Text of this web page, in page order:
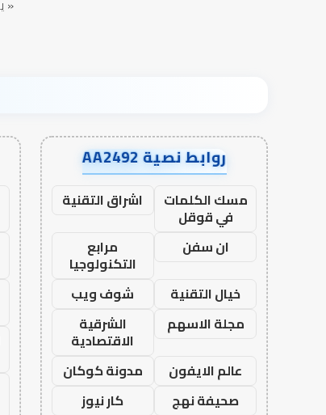
«
روابط نصية AA2492
مسك الكلمات
في قوقل
اشراق التقنية
ان سفن
مرابع
التكنولوجيا
خيال التقنية
شوف ويب
مجلة الاسهم
الشرقية
الاقتصادية
عالم الايفون
مدونة كوكان
صحيفة نهج
كار نيوز